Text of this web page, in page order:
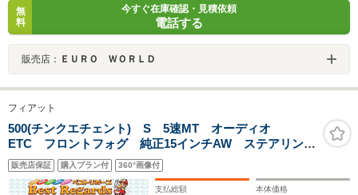
無
料
今すぐ在庫確認・見積依頼
電話する
販売店： ＥＵＲＯ ＷＯＲＬＤ
フィアット
500(チンクエチェント) S 5速MT オーディオ
ETC フロントフォグ 純正15インチAW ステアリング
スイッチ スペアタイヤ パワーステアリング パワー
ウィンドウ
販売店保証 購入プラン付 360°画像付
支払総額 本体価格